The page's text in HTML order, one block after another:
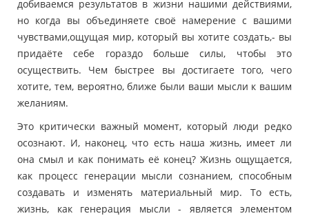
добиваемся результатов в жизни нашими действиями,
но когда вы объединяете своё намерение с вашими
чувствами,ощущая мир, который вы хотите создать,- вы
придаёте себе гораздо больше силы, чтобы это
осуществить. Чем быстрее вы достигаете того, чего
хотите, тем, вероятно, ближе были ваши мысли к вашим
желаниям.
Это критически важный момент, который люди редко
осознают. И, наконец, что есть наша жизнь, имеет ли
она смыл и как понимать её конец? Жизнь ощущается,
как процесс генерации мысли сознанием, способным
создавать и изменять материальный мир. То есть,
жизнь, как генерация мысли - является элементом